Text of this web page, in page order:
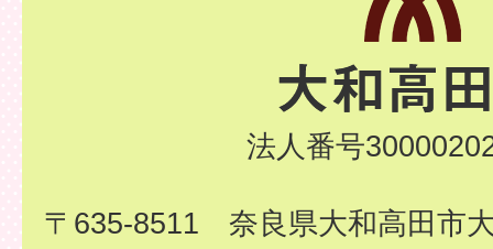
法人番号
〒635-8511 奈良県大和高田市